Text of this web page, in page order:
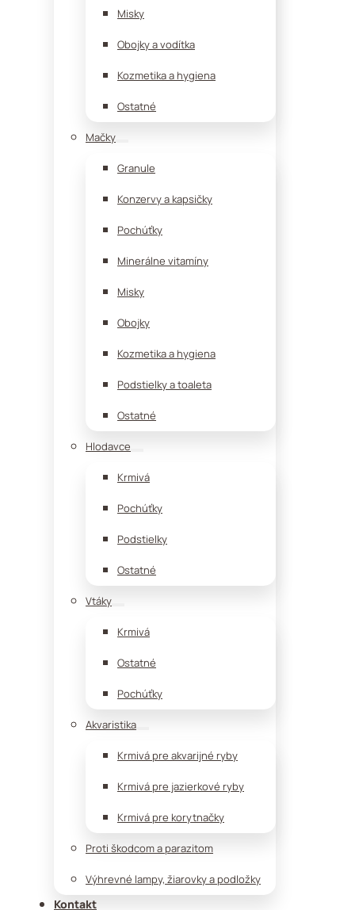
Misky
Obojky a vodítka
Kozmetika a hygiena
Ostatné
Mačky
Granule
Konzervy a kapsičky
Pochúťky
Minerálne vitamíny
Misky
Obojky
Kozmetika a hygiena
Podstielky a toaleta
Ostatné
Hlodavce
Krmivá
Pochúťky
Podstielky
Ostatné
Vtáky
Krmivá
Ostatné
Pochúťky
Akvaristika
Krmivá pre akvarijné ryby
Krmivá pre jazierkové ryby
Krmivá pre korytnačky
Proti škodcom a parazitom
Výhrevné lampy, žiarovky a podložky
Kontakt